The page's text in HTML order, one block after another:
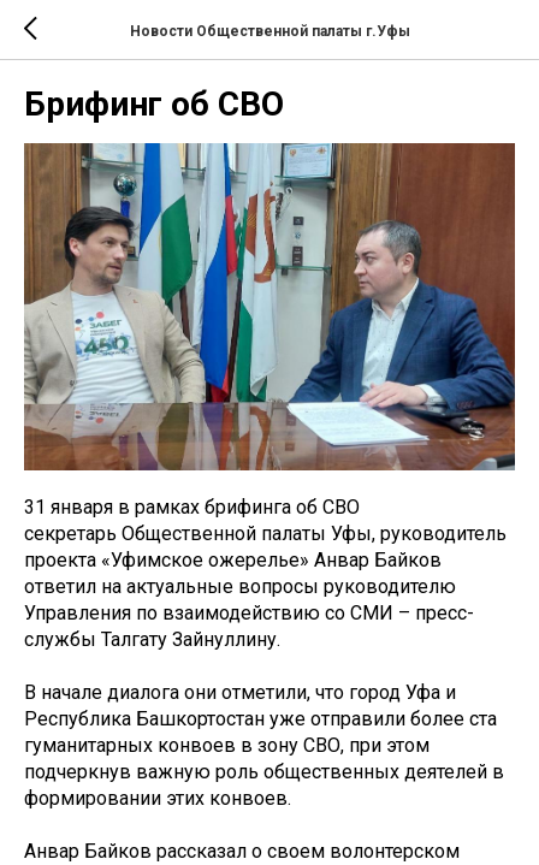
Новости Общественной палаты г.Уфы
Брифинг об СВО
31 января в рамках брифинга об СВО
секретарь Общественной палаты Уфы, руководитель
проекта «Уфимское ожерелье» Анвар Байков
ответил на актуальные вопросы руководителю
Управления по взаимодействию со СМИ – пресс-
службы Талгату Зайнуллину.
В начале диалога они отметили, что город Уфа и
Республика Башкортостан уже отправили более ста
гуманитарных конвоев в зону СВО, при этом
подчеркнув важную роль общественных деятелей в
формировании этих конвоев.
Анвар Байков рассказал о своем волонтерском